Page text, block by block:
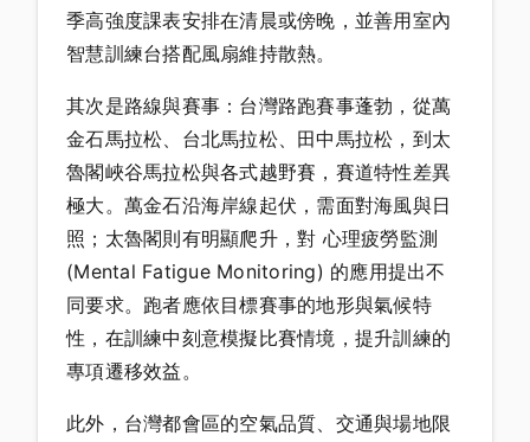
季高強度課表安排在清晨或傍晚，並善用室內
智慧訓練台搭配風扇維持散熱。
其次是路線與賽事：台灣路跑賽事蓬勃，從萬
金石馬拉松、台北馬拉松、田中馬拉松，到太
魯閣峽谷馬拉松與各式越野賽，賽道特性差異
極大。萬金石沿海岸線起伏，需面對海風與日
照；太魯閣則有明顯爬升，對 心理疲勞監測
(Mental Fatigue Monitoring) 的應用提出不
同要求。跑者應依目標賽事的地形與氣候特
性，在訓練中刻意模擬比賽情境，提升訓練的
專項遷移效益。
此外，台灣都會區的空氣品質、交通與場地限